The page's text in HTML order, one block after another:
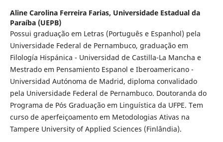
Aline Carolina Ferreira Farias, Universidade Estadual da
Paraíba (UEPB)
Possui graduação em Letras (Português e Espanhol) pela
Universidade Federal de Pernambuco, graduação em
Filología Hispánica - Universidad de Castilla-La Mancha e
Mestrado em Pensamiento Espanol e Iberoamericano -
Universidad Autónoma de Madrid, diploma convalidado
pela Universidade Federal de Pernambuco. Doutoranda do
Programa de Pós Graduação em Linguística da UFPE. Tem
curso de aperfeiçoamento em Metodologias Ativas na
Tampere University of Applied Sciences (Finlândia).